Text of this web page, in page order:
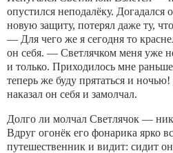
опустился неподалёку. Догадался
новую защиту, потерял даже ту,
— Для чего же я сегодня то
он себя. — Светлячком меня уже
и только. Приходилось мне
теперь же буду прятаться и
наказал он себя и замолчал.
Долго ли молчал Светлячок —
Вдруг огонёк его фонарика ярко
путешественник и видит: сидит